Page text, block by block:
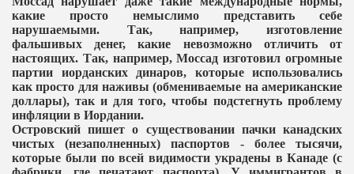
какие просто немыслимо представить себе
нарушаемыми. Так, например, изготовление
фальшивых денег, какие невозможно отличить от
настоящих. Так, например, Моссад изготовил огромные
партии иорданских динаров, которые использовались
как просто для наживы (обмениваемые на американские
доллары), так и для того, чтобы подстегнуть проблему
инфляции в Иордании.
Островский пишет о существовании пачки канадских
чистых (незаполненных) паспортов - более тысячи,
которые были по всей видимости украдены в Канаде (с